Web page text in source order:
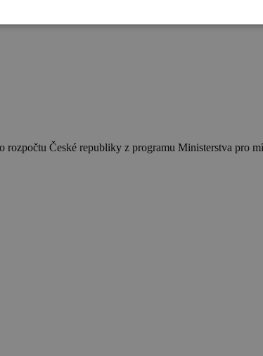
České republiky z programu Ministerstva pro